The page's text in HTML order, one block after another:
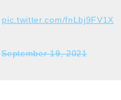
pic.twitter.com/fnLbj9FV1X
September 19, 2021